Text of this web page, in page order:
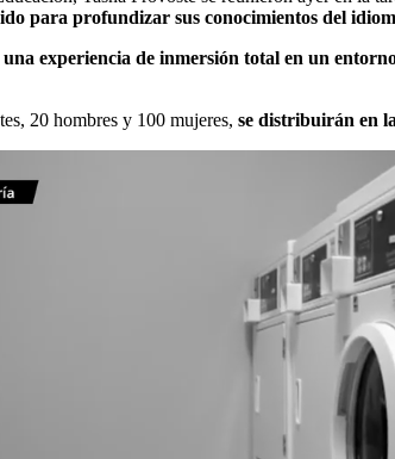
para profundizar sus conocimientos del
una experiencia de inmersión total en un
20 hombres y 100 mujeres, se distribuirán en